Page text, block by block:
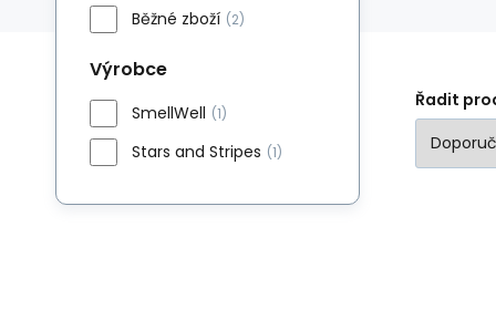
Řadit
Běžné zboží (2)
Výrobce
SmellWell (1)
Stars and Stripes (1)